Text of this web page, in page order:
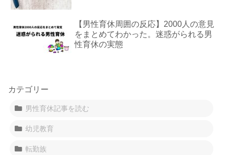
【男性育休周囲の反応】2000人の意見
をまとめてわかった。迷惑がられる男
性育休の実態
カテゴリー
男性育休記事を読む
幼児教育
転勤族